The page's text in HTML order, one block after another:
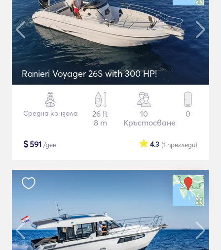
Ranieri Voyager 26S with 300 HP!
Средна конзола
26 ft
8 m
10
Кръстосване
0
$591 /ден (1 прегледи)
4.3